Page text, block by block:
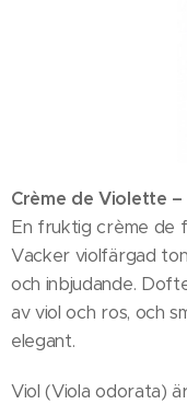
Crème de Violette
En fruktig crème de
Vacker violfärgad
och inbjudande.
av viol och ros, och
elegant.
Viol (Viola odorata)